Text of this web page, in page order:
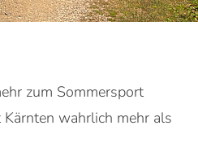
zum Sommersport
wahrlich mehr als